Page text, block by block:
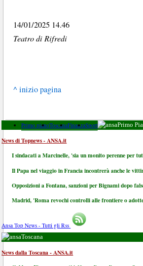
14/01/2025 14.46
Teatro di Rifredi
^ inizio pagina
Primo pianoToscanaFinanzaSport Primo
News di Topnews - ANSA.it
I sindacati a Marcinelle, 'sia un monito perenne per
Il Papa nel viaggio in Francia incontrerà anche le
Opposizioni a Fontana, sanzioni per Bignami dopo
Madrid, 'Roma revochi controlli alle frontiere o
Ansa Top News - Tutti gli Rss
Toscana
News dalla Toscana - ANSA.it